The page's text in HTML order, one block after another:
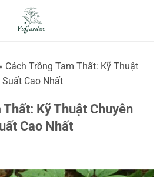
Cách Trồng Tam Thất: Kỹ Thuật
Cao Nhất
Thất: Kỹ Thuật Chuyên
Cao Nhất